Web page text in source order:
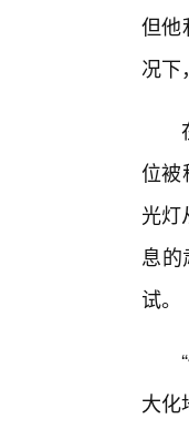
但他
况下
位被
光灯
息
试。
大化